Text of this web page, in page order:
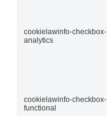
cookielawinfo-checkbox-
analytics
cookielawinfo-checkbox-
functional